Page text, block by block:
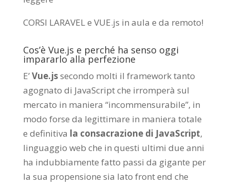
CORSI LARAVEL e VUE.js in aula e da remoto!
Cos’è Vue.js e perché ha senso oggi
impararlo alla perfezione
E’Vue.jssecondo molti il framework tanto
agognato di JavaScript che irromperà sul
mercato in maniera “incommensurabile”, in
modo forse da legittimare in maniera totale
e definitiva la consacrazione di JavaScript,
linguaggio web che in questi ultimi due anni
ha indubbiamente fatto passi da gigante per
la sua propensione sia lato front end che